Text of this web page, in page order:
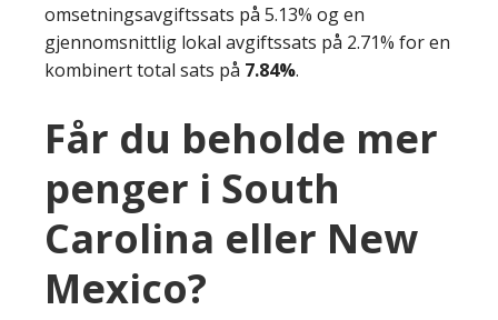
omsetningsavgiftssats på 5.13% og en
gjennomsnittlig lokal avgiftssats på 2.71% for en
kombinert total sats på 7.84%.
Får du beholde mer
penger i South
Carolina eller New
Mexico?